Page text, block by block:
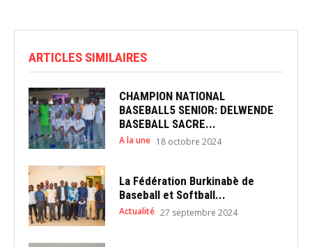
ARTICLES SIMILAIRES
CHAMPION NATIONAL
BASEBALL5 SENIOR: DELWENDE
BASEBALL SACRE...
A la une 18 octobre 2024
La Fédération Burkinabè de
Baseball et Softball...
Actualité 27 septembre 2024